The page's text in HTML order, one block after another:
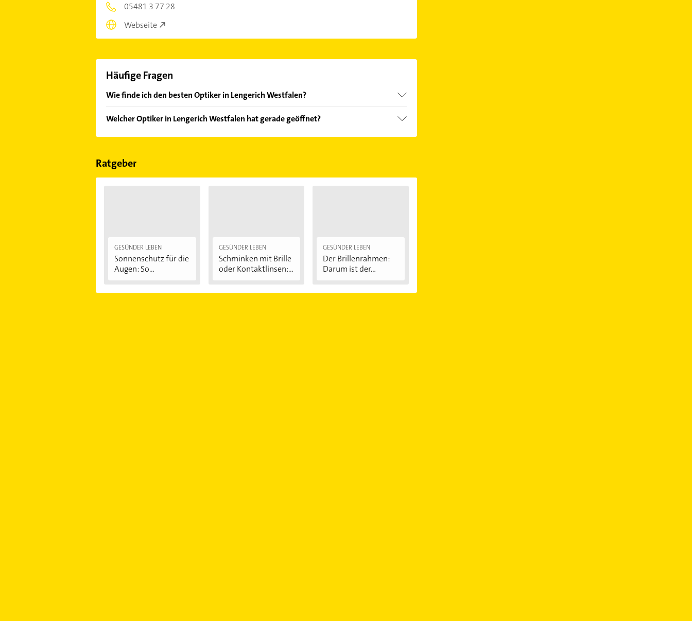
05481 3 77 28
Webseite
Häufige Fragen
Wie finde ich den besten Optiker in Lengerich Westfalen?
von den Empfehlungen. Die Suchergebnisse können Sie sich einfach nach
Bewertungensortiert anzeigen lassen.
Welcher Optiker in Lengerich Westfalen hat gerade geöffnet?
Im Anbieter-Bereich finden Sie alleÖffnungszeiten. Bitte beachten Sie, dass diese an
Ratgeber
GESÜNDER LEBEN
Sonnenschutz für die
Augen: So...
GESÜNDER LEBEN
Schminken mit Brille
oder Kontaktlinsen:...
GESÜNDER LEBEN
Der Brillenrahmen:
Darum ist der...